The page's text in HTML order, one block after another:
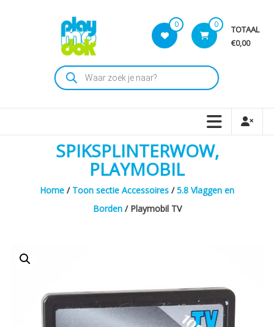
Playmodok
Tweedehands
dromen
voor
iedereen
0 0 TOTAAL
€0,00
Producten
zoeken
SPIKSPLINTERWOW,
PLAYMOBIL
Home / Toon sectie Accessoires /5.8 Vlaggen en
Borden/ Playmobil TV